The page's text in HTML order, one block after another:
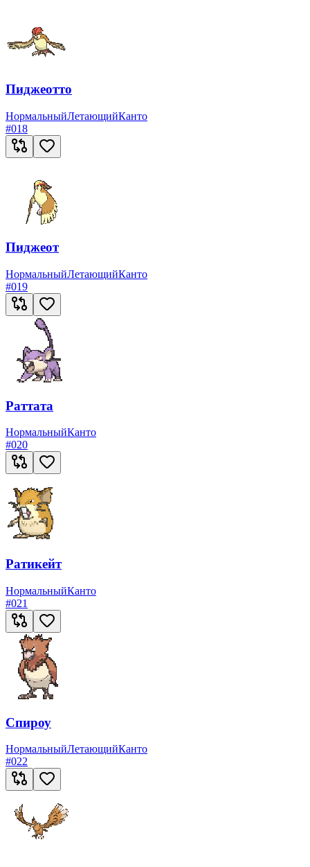
Пиджеотто
НормальныйЛетающийКанто
#018
Пиджеот
НормальныйЛетающийКанто
#019
Раттата
НормальныйКанто
#020
Ратикейт
НормальныйКанто
#021
Спироу
НормальныйЛетающийКанто
#022